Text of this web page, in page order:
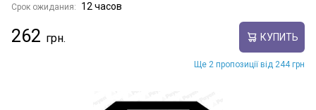
Срок ожидания: 12 часов
262 КУПИТЬ
Ще 2 пропозиції від 244 грн